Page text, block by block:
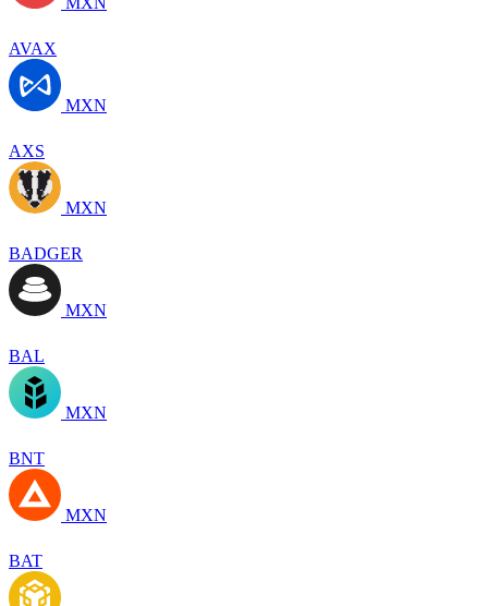
AVAX
MXN
AXS
MXN
BADGER
MXN
BAL
MXN
BNT
MXN
BAT